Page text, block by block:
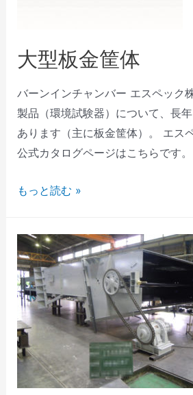
大型板金筐体
バーンインチャンバー エスペック
製品（環境試験器）について、長
あります（主に板金筐体）。 エス
公式カタログページはこちらで
もっと読む »